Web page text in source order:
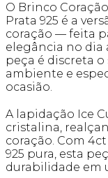
O Brinco
Prata 925 é a
coração — feita
elegância no dia
peça é discreta
ambiente e
ocasião.
A lapidação Ice
cristalina,
coração. Com
925 pura, esta
durabilidade em